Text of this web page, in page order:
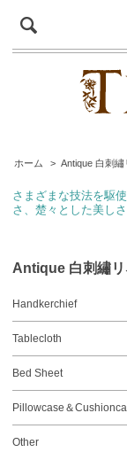
ホーム > Antique 白刺繡
さまざまな技法を駆
さ、楚々とした美し
Antique 白刺繡
Handkerchief
Tablecloth
Bed Sheet
Pillowcase＆
Other